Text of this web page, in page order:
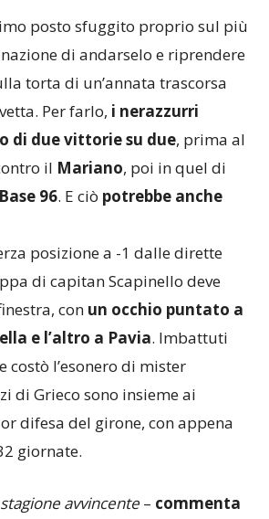
posto sfuggito proprio sul più
di andarselo e riprendere
torta di un’annata trascorsa
Per farlo, i nerazzurri
di due vittorie su due, prima al
il Mariano, poi in quel di
Base 96. E ciò potrebbe anche
posizione a -1 dalle dirette
di capitan Scapinello deve
con un occhio puntato a
e l’altro a Pavia. Imbattuti
costò l’esonero di mister
di Grieco sono insieme ai
difesa del girone, con appena
giornate.
avvincente – commenta